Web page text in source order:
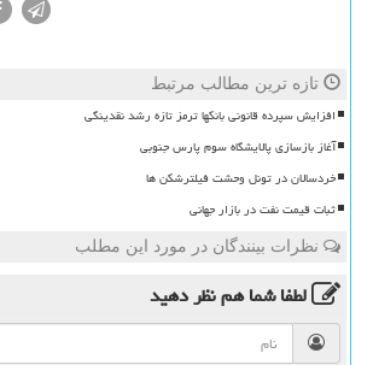
تازه ترین مطالب مرتبط
افزایش سپرده قانونی بانکها ترمز تازه رشد نقدینگی
آغاز بازسازی پالایشگاه سوم پارس جنوبی
خردسالان در تونل وحشت فیلترشکن ها
ثبات قیمت نفت در بازار جهانی
نظرات بینندگان در مورد این مطلب
لطفا شما همنظر دهید